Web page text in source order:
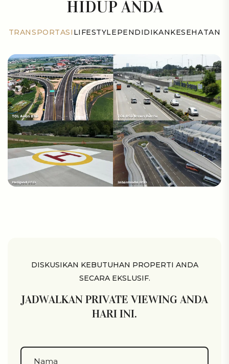
HIDUP ANDA
TRANSPORTASI LIFESTYLEPENDIDIKANKESEHATAN
DISKUSIKAN KEBUTUHAN PROPERTI ANDA
SECARA EKSLUSIF.
JADWALKAN PRIVATE VIEWING ANDA
HARI INI.